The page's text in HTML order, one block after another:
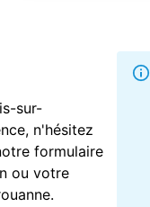
sur-
n'hésitez
formulaire
ou votre